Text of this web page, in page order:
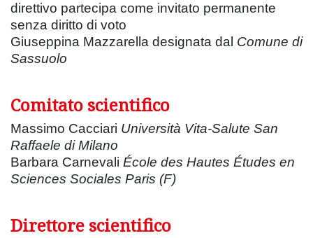
direttivo partecipa come invitato permanente
senza diritto di voto
Giuseppina Mazzarella designata dal Comune di
Sassuolo
Comitato scientifico
Massimo Cacciari Università Vita-Salute San
Raffaele di Milano
Barbara Carnevali École des Hautes Études en
Sciences Sociales Paris (F)
Direttore scientifico